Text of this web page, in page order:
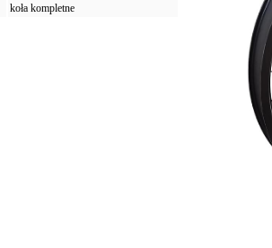
koła kompletne